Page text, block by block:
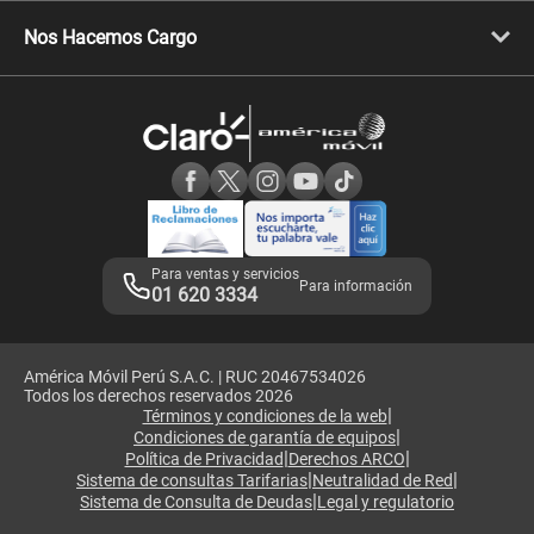
Celulares Motorola
Llamada por llamada
Comprobantes electrónicos
Consulta de IMEI
Nos Hacemos Cargo
Consulta de reclamos
Adquirientes iPhone 6, 6S y SE
Mensaje de Seguridad
Términos y Condiciones de Tienda Claro
Libro de Reclamaciones
Legales de marketplace
Para ventas y servicios
01 620 3334 Para información
América Móvil Perú S.A.C. | RUC 20467534026
Todos los derechos reservados 2026
Términos y condiciones de la web|
Condiciones de garantía de equipos|
Política de Privacidad|Derechos ARCO|
Sistema de consultas Tarifarias|Neutralidad de Red|
Sistema de Consulta de Deudas|Legal y regulatorio